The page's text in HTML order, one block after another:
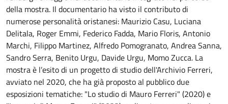
della mostra. Il documentario ha visto il contributo di
numerose personalità oristanesi: Maurizio Casu, Luciana
Delitala, Roger Emmi, Federico Fadda, Mario Floris, Antonio
Marchi, Filippo Martinez, Alfredo Pomogranato, Andrea Sanna,
Sandro Serra, Benito Urgu, Davide Urgu, Momo Zucca. La
mostra è l’esito di un progetto di studio dell'Archivio Ferreri,
avviato nel 2020, che ha già proposto al pubblico due
esposizioni tematiche: "Lo studio di Mauro Ferreri" (2020) e